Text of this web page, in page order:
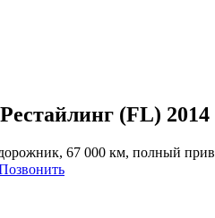
(FL) 2014
67 000 км, полный